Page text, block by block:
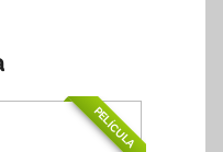
PELÍCULA